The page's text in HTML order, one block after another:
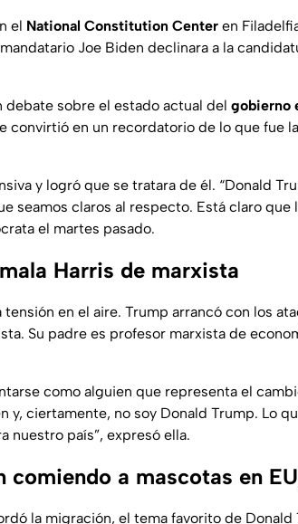
el National Constitution Center en
Joe Biden declinara a la
debate sobre el estado actual del gobierno
convirtió en un recordatorio de lo que fue
y logró que se tratara de él. “Donald
seamos claros al respecto. Está claro
el martes pasado.
Harris de marxista
en el aire. Trump arrancó con los
Su padre es profesor marxista de
como alguien que representa el
y, ciertamente, no soy Donald Trump. Lo
nuestro país”, expresó ella.
comiendo a mascotas en
la migración, el tema favorito de Donald